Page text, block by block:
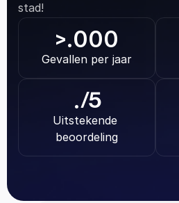
stad!
>.000
Gevallen per jaar
./5
Uitstekende
beoordeling